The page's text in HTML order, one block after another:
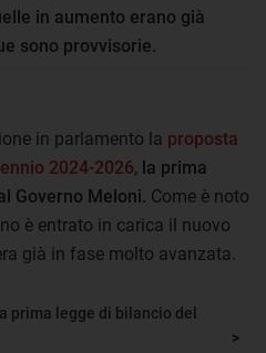
in aumento erano già
sono provvisorie.
in parlamento la proposta
2024-2026, la prima
Governo Meloni. Come è noto
è entrato in carica il nuovo
già in fase molto avanzata.
prima legge di bilancio del